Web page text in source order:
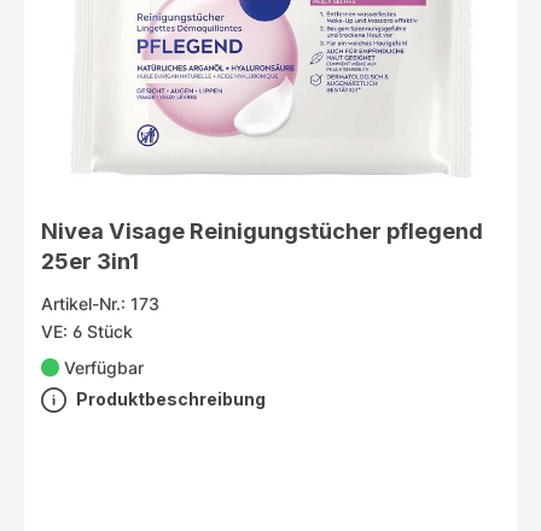
Nivea Visage Reinigungstücher pflegend
25er 3in1
Artikel-Nr.: 173
VE: 6 Stück
Verfügbar
Produktbeschreibung